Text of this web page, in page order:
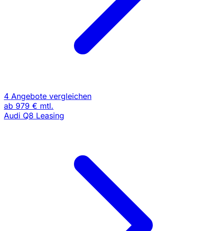
4 Angebote vergleichen
ab 979 € mtl.
Audi Q8 Leasing